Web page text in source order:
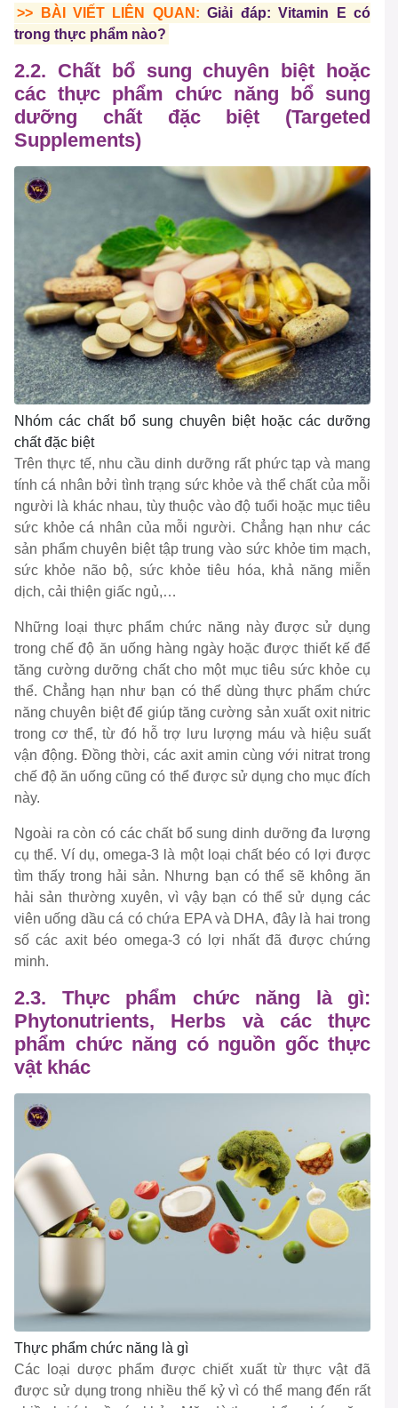
>> BÀI VIẾT LIÊN QUAN:Giải đáp: Vitamin E có
trong thực phẩm nào?
2.2. Chất bổ sung chuyên biệt hoặc
các thực phẩm chức năng bổ sung
dưỡng chất đặc biệt (Targeted
Supplements)
Nhóm các chất bổ sung chuyên biệt hoặc các dưỡng
chất đặc biệt
Trên thực tế, nhu cầu dinh dưỡng rất phức tạp và mang
tính cá nhân bởi tình trạng sức khỏe và thể chất của mỗi
người là khác nhau, tùy thuộc vào độ tuổi hoặc mục tiêu
sức khỏe cá nhân của mỗi người. Chẳng hạn như các
sản phẩm chuyên biệt tập trung vào sức khỏe tim mạch,
sức khỏe não bộ, sức khỏe tiêu hóa, khả năng miễn
dịch, cải thiện giấc ngủ,…
Những loại thực phẩm chức năng này được sử dụng
trong chế độ ăn uống hàng ngày hoặc được thiết kế để
tăng cường dưỡng chất cho một mục tiêu sức khỏe cụ
thể. Chẳng hạn như bạn có thể dùng thực phẩm chức
năng chuyên biệt để giúp tăng cường sản xuất oxit nitric
trong cơ thể, từ đó hỗ trợ lưu lượng máu và hiệu suất
vận động. Đồng thời, các axit amin cùng với nitrat trong
chế độ ăn uống cũng có thể được sử dụng cho mục đích
này.
Ngoài ra còn có các chất bổ sung dinh dưỡng đa lượng
cụ thể. Ví dụ, omega-3 là một loại chất béo có lợi được
tìm thấy trong hải sản. Nhưng bạn có thể sẽ không ăn
hải sản thường xuyên, vì vậy bạn có thể sử dụng các
viên uống dầu cá có chứa EPA và DHA, đây là hai trong
số các axit béo omega-3 có lợi nhất đã được chứng
minh.
2.3. Thực phẩm chức năng là gì:
Phytonutrients, Herbs và các thực
phẩm chức năng có nguồn gốc thực
vật khác
Thực phẩm chức năng là gì
Các loại dược phẩm được chiết xuất từ thực vật đã
được sử dụng trong nhiều thế kỷ vì có thể mang đến rất